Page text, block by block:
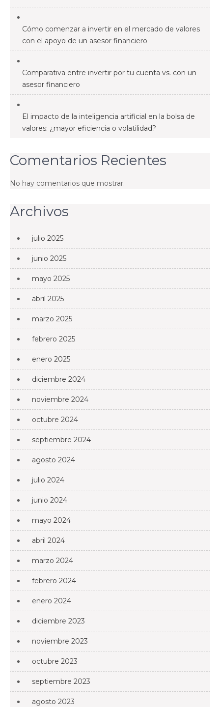
Cómo comenzar a invertir en el mercado de valores
con el apoyo de un asesor financiero
Comparativa entre invertir por tu cuenta vs. con un
asesor financiero
El impacto de la inteligencia artificial en la bolsa de
valores: ¿mayor eficiencia o volatilidad?
Comentarios Recientes
No hay comentarios que mostrar.
Archivos
julio 2025
junio 2025
mayo 2025
abril 2025
marzo 2025
febrero 2025
enero 2025
diciembre 2024
noviembre 2024
octubre 2024
septiembre 2024
agosto 2024
julio 2024
junio 2024
mayo 2024
abril 2024
marzo 2024
febrero 2024
enero 2024
diciembre 2023
noviembre 2023
octubre 2023
septiembre 2023
agosto 2023